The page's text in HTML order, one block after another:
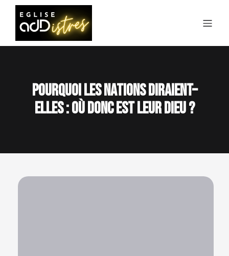
Pourquoi les nations diraient–
elles : Où donc est leur Dieu ?